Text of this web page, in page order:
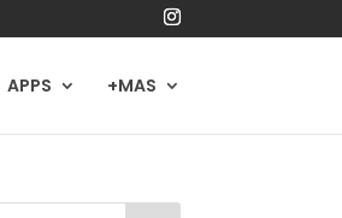
APPS +MAS